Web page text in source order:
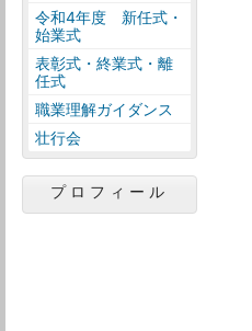
令和4年度 新任式・
始業式
表彰式・終業式・離
任式
職業理解ガイダンス
壮行会
プロフィール